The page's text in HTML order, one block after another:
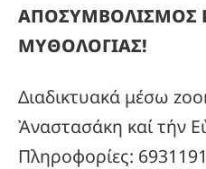
ΑΠΟΣΥΜΒΟΛΙΣΜΟΣ
ΜΥΘΟΛΟΓΙΑΣ!
Διαδικτυακά μέσω
Ἀναστασάκη καί τήν
Πληροφορίες: